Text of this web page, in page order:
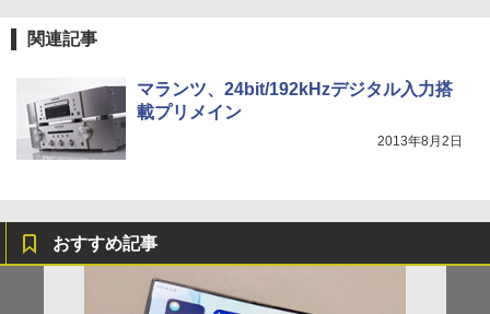
関連記事
マランツ、24bit/192kHzデジタル入力搭
載プリメイン
2013年8月2日
おすすめ記事